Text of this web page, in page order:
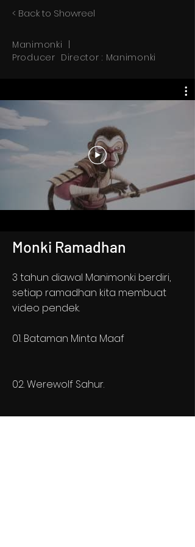
< Back to Showreel
Manimonki |
Producer Director : Manimonki
Monki Ramadhan
3 tahun diawal Manimonki berdiri,
setiap ramadhan kita membuat
video pendek.
01. Bataman Minta Maaf
02. Werewolf Sahur.